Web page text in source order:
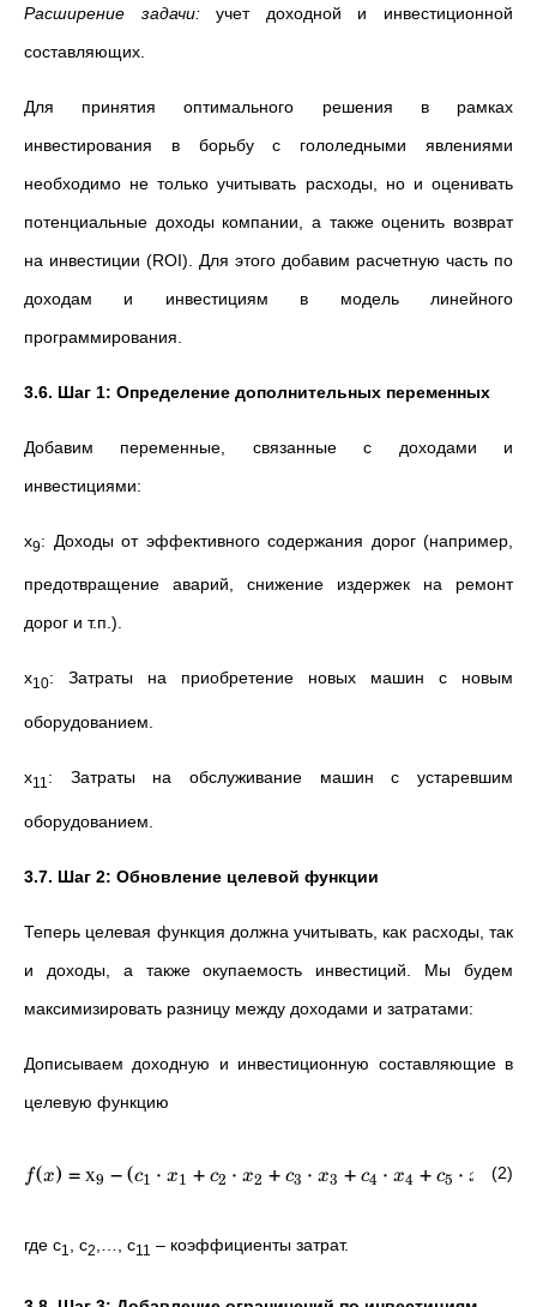
Расширение задачи:учет доходной и инвестиционной
составляющих.
Для принятия оптимального решения в рамках
инвестирования в борьбу с гололедными явлениями
необходимо не только учитывать расходы, но и оценивать
потенциальные доходы компании, а также оценить возврат
на инвестиции (ROI). Для этого добавим расчетную часть по
доходам и инвестициям в модель линейного
программирования.
3.6. Шаг 1: Определение дополнительных переменных
Добавим переменные, связанные с доходами и
инвестициями:
x9​: Доходы от эффективного содержания дорог (например,
предотвращение аварий, снижение издержек на ремонт
дорог и т.п.).
x10: Затраты на приобретение новых машин с новым
оборудованием.
x11 ​: Затраты на обслуживание машин с устаревшим
оборудованием.
3.7. Шаг 2: Обновление целевой функции
Теперь целевая функция должна учитывать, как расходы, так
и доходы, а также окупаемость инвестиций. Мы будем
максимизировать разницу между доходами и затратами:
Дописываем доходную и инвестиционную составляющие в
целевую функцию
f(x) =х9 −(c1 ⋅ x1 + c2 ⋅ x2 + c3 ⋅ x3 + c4 ⋅ x4 + c5 ⋅ x + c
(2)
где c1 , c2 ,…, c11 ​ – коэффициенты затрат.